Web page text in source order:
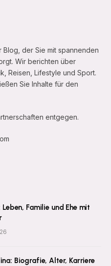
der Sie mit spannenden
Wir berichten über
Reisen, Lifestyle und Sport.
Sie Inhalte für den
entgegen.
Leben, Familie und Ehe mit
Biografie, Alter, Karriere